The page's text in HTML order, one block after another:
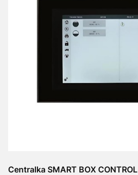
Centralka SMART BOX CONTROL